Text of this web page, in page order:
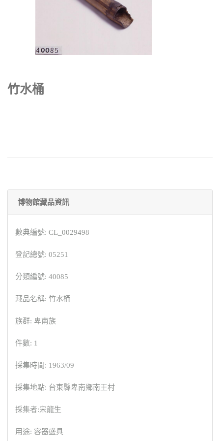
竹水桶
博物館藏品資訊
數典編號: CL_0029498
登記總號: 05251
分類編號: 40085
藏品名稱: 竹水桶
族群: 卑南族
件數: 1
採集時間: 1963/09
採集地點: 台東縣卑南鄉南王村
採集者:宋龍生
用途: 容器盛具